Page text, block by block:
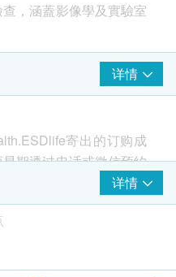
，涵蓋影像學及實驗室
详情
寄出的订购成
期透过电话或微信预约
联络电话及微信：+ 86
作人员会核对客户的姓
机号及健康网购
电邮。
详情